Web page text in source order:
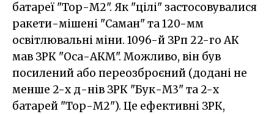
батареї "Тор-М2". Як "цілі" застосовувалися
ракети-мішені "Саман" та 120-мм
освітлювальні міни. 1096-й ЗРп 22-го АК
мав ЗРК "Оса-АКМ". Можливо, він був
посилений або переозброєний (додані не
менше 2-х д-нів ЗРК "Бук-М3" та 2-х
батарей "Тор-М2"). Це ефективні ЗРК,